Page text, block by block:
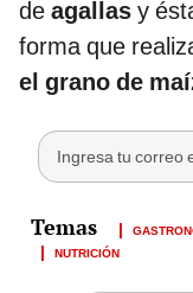
de agallas y
forma que
el grano de
NUTRICIÓN